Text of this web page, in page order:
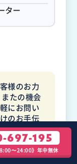
ター
様のお力
たの機会
にお問い
のお手伝
ます。今
。
697-195
〜24:00》年中無休